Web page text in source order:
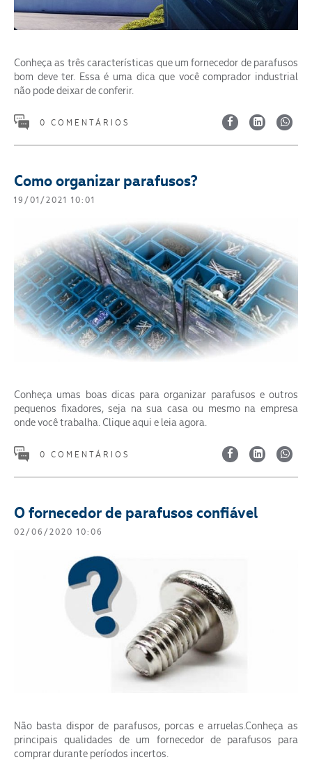
Conheça as três características que um fornecedor de parafusos
bom deve ter. Essa é uma dica que você comprador industrial
não pode deixar de conferir.
0 COMENTÁRIOS
Como organizar parafusos?
19/01/2021 10:01
Conheça umas boas dicas para organizar parafusos e outros
pequenos fixadores, seja na sua casa ou mesmo na empresa
onde você trabalha. Clique aqui e leia agora.
0 COMENTÁRIOS
O fornecedor de parafusos confiável
02/06/2020 10:06
Não basta dispor de parafusos, porcas e arruelas.Conheça as
principais qualidades de um fornecedor de parafusos para
comprar durante períodos incertos.